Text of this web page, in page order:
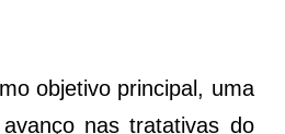
objetivo principal, uma
nas tratativas do